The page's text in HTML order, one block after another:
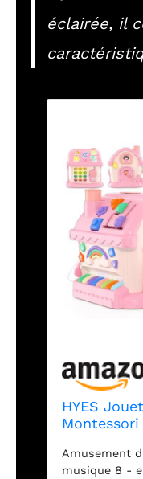
éclairée, il
HYES
Musique/
one/
Amusement
musique 8 -